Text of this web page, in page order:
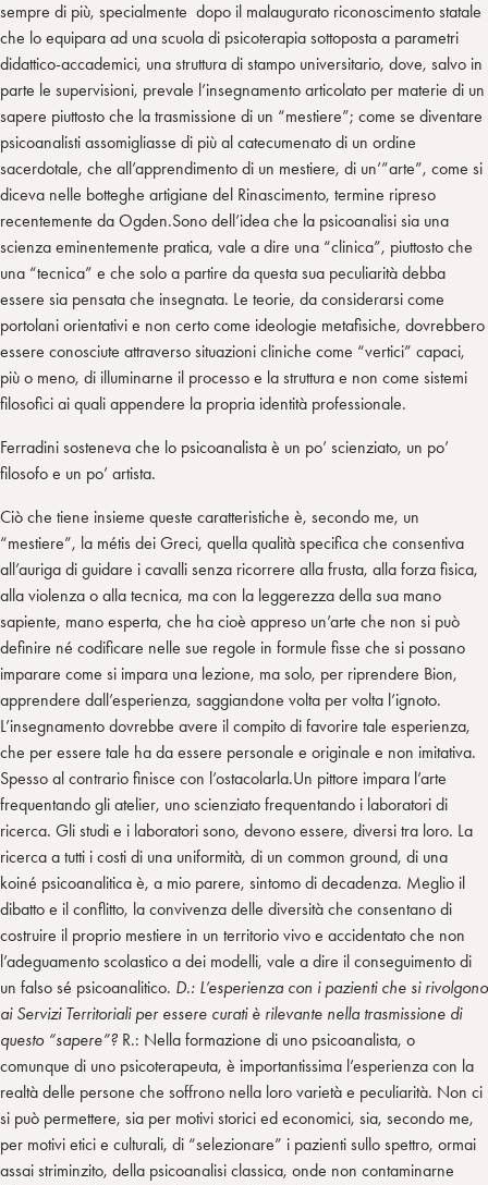
sempre di più, specialmente dopo il malaugurato riconoscimento statale
che lo equipara ad una scuola di psicoterapia sottoposta a parametri
didattico-accademici, una struttura di stampo universitario, dove, salvo in
parte le supervisioni, prevale l’insegnamento articolato per materie di un
sapere piuttosto che la trasmissione di un “mestiere”; come se diventare
psicoanalisti assomigliasse di più al catecumenato di un ordine
sacerdotale, che all’apprendimento di un mestiere, di un’”arte”, come si
diceva nelle botteghe artigiane del Rinascimento, termine ripreso
recentemente da Ogden.Sono dell’idea che la psicoanalisi sia una
scienza eminentemente pratica, vale a dire una “clinica”, piuttosto che
una “tecnica” e che solo a partire da questa sua peculiarità debba
essere sia pensata che insegnata. Le teorie, da considerarsi come
portolani orientativi e non certo come ideologie metafisiche, dovrebbero
essere conosciute attraverso situazioni cliniche come “vertici” capaci,
più o meno, di illuminarne il processo e la struttura e non come sistemi
filosofici ai quali appendere la propria identità professionale.
Ferradini sosteneva che lo psicoanalista è un po’ scienziato, un po’
filosofo e un po’ artista.
Ciò che tiene insieme queste caratteristiche è, secondo me, un
“mestiere”, la métis dei Greci, quella qualità specifica che consentiva
all’auriga di guidare i cavalli senza ricorrere alla frusta, alla forza fisica,
alla violenza o alla tecnica, ma con la leggerezza della sua mano
sapiente, mano esperta, che ha cioè appreso un’arte che non si può
definire né codificare nelle sue regole in formule fisse che si possano
imparare come si impara una lezione, ma solo, per riprendere Bion,
apprendere dall’esperienza, saggiandone volta per volta l’ignoto.
L’insegnamento dovrebbe avere il compito di favorire tale esperienza,
che per essere tale ha da essere personale e originale e non imitativa.
Spesso al contrario finisce con l’ostacolarla.Un pittore impara l’arte
frequentando gli atelier, uno scienziato frequentando i laboratori di
ricerca. Gli studi e i laboratori sono, devono essere, diversi tra loro. La
ricerca a tutti i costi di una uniformità, di un common ground, di una
koiné psicoanalitica è, a mio parere, sintomo di decadenza. Meglio il
dibatto e il conflitto, la convivenza delle diversità che consentano di
costruire il proprio mestiere in un territorio vivo e accidentato che non
l’adeguamento scolastico a dei modelli, vale a dire il conseguimento di
un falso sé psicoanalitico. D.: L’esperienza con i pazienti che si rivolgono
ai Servizi Territoriali per essere curati è rilevante nella trasmissione di
questo “sapere”? R.: Nella formazione di uno psicoanalista, o
comunque di uno psicoterapeuta, è importantissima l’esperienza con la
realtà delle persone che soffrono nella loro varietà e peculiarità. Non ci
si può permettere, sia per motivi storici ed economici, sia, secondo me,
per motivi etici e culturali, di “selezionare” i pazienti sullo spettro, ormai
assai striminzito, della psicoanalisi classica, onde non contaminarne